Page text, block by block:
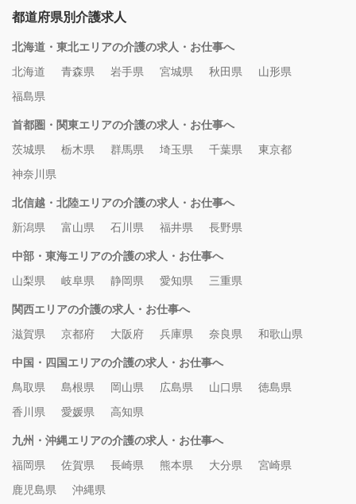
都道府県別介護求人
北海道・東北エリアの介護の求人・お仕事へ
北海道
青森県 岩手県 宮城県 秋田県
山形県
福島県
首都圏・関東エリアの介護の求人・お仕事へ
茨城県
栃木県 群馬県 埼玉県 千葉県
東京都
神奈川県
北信越・北陸エリアの介護の求人・お仕事へ
新潟県
富山県 石川県 福井県 長野県
中部・東海エリアの介護の求人・お仕事へ
山梨県
岐阜県 静岡県 愛知県 三重県
関西エリアの介護の求人・お仕事へ
滋賀県
京都府 大阪府 兵庫県 奈良県 和歌山県
中国・四国エリアの介護の求人・お仕事へ
鳥取県
島根県 岡山県 広島県 山口県
徳島県
香川県
愛媛県 高知県
九州・沖縄エリアの介護の求人・お仕事へ
福岡県
佐賀県 長崎県 熊本県 大分県
宮崎県
鹿児島県
沖縄県